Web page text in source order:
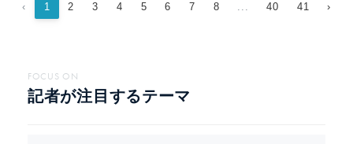
‹ 1 2 3 4 5 6 7 8 ... 40 41 ›
FOCUS ON
記者が注目するテーマ